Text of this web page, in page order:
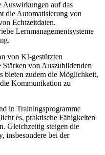
Auswirkungen auf das
die Automatisierung von
Echtzeitdaten.
Lernmanagementsysteme
von KI-gestützten
Stärken von Auszubildenden
bieten zudem die Möglichkeit,
Kommunikation zu
in Trainingsprogramme
es, praktische Fähigkeiten
Gleichzeitig steigen die
insbesondere bei der